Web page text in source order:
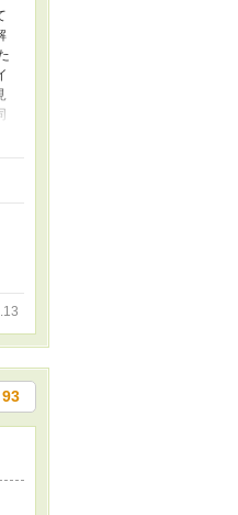
93